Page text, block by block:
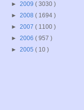
► 2009 ( 3030 )
► 2008 ( 1694 )
► 2007 ( 1100 )
► 2006 ( 957 )
► 2005 ( 10 )